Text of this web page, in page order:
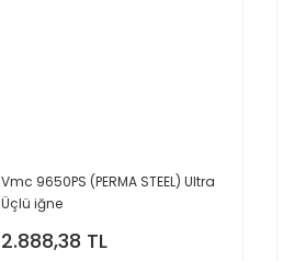
Vmc 9650PS (PERMA STEEL) Ultra
Üçlü iğne
2.888,38 TL